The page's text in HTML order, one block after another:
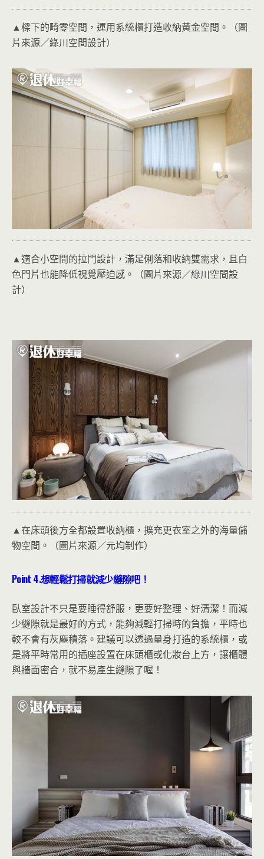
▲樑下的畸零空間，運用系統櫃打造收納黃金空間。（圖
片來源／綠川空間設計）
▲適合小空間的拉門設計，滿足俐落和收納雙需求，且白
色門片也能降低視覺壓迫感。（圖片來源／綠川空間設
計）
▲在床頭後方全都設置收納櫃，擴充更衣室之外的海量儲
物空間。（圖片來源／元均制作）
Point 4.想輕鬆打掃就減少縫隙吧！
臥室設計不只是要睡得舒服，更要好整理、好清潔！而減
少縫隙就是最好的方式，能夠減輕打掃時的負擔，平時也
較不會有灰塵積落。建議可以透過量身打造的系統櫃，或
是將平時常用的插座設置在床頭櫃或化妝台上方，讓櫃體
與牆面密合，就不易產生縫隙了喔！